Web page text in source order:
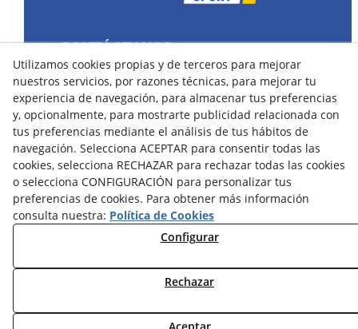
CONTÁCTANOS
43400 Montblanc (Tarragona) España
spain@precisionsport.eu
Aviso Legal Política de Cookies
Política de Privacidad
Condiciones de Compra
Condiciones de Uso y Acceso
© 08/2026 Precision Sport - Todos los derechos reservados.
Utilizamos cookies propias y de terceros para mejorar
nuestros servicios, por razones técnicas, para mejorar tu
experiencia de navegación, para almacenar tus preferencias
y, opcionalmente, para mostrarte publicidad relacionada con
tus preferencias mediante el análisis de tus hábitos de
navegación. Selecciona ACEPTAR para consentir todas las
cookies, selecciona RECHAZAR para rechazar todas las cookies
o selecciona CONFIGURACIÓN para personalizar tus
preferencias de cookies. Para obtener más información
consulta nuestra: Política de Cookies
Configurar
Rechazar